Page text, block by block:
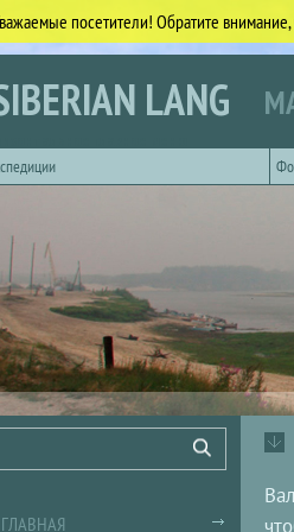
посетители! Обратите внимание,
LANG
Поиск
ГЛАВНАЯ